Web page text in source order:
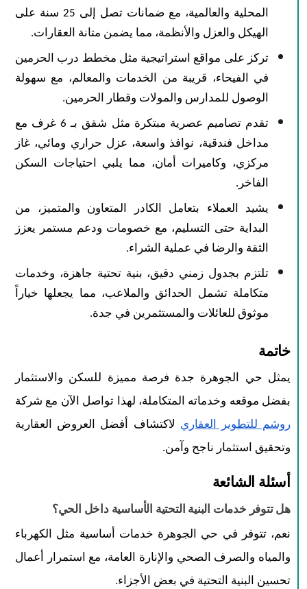
المحلية والعالمية، مع ضمانات تصل إلى 25 سنة على
الهيكل والعزل والأنظمة، مما يضمن متانة العقارات.
​تركز على مواقع استراتيجية مثل مخطط درب الحرمين
في الفيحاء، قريبة من الخدمات والمعالم، مع سهولة
الوصول للمدارس والمولات وقطار الحرمين.
​تقدم تصاميم عصرية مبتكرة مثل شقق بـ 6 غرف مع
مداخل فندقية، نوافذ واسعة، عزل حراري ومائي، غاز
مركزي، وكاميرات أمان، مما يلبي احتياجات السكن
الفاخر.
​يشيد العملاء بتعامل الكادر المتعاون والمتميز، من
البداية حتى التسليم، مع خصومات ودعم مستمر يعزز
الثقة والرضا في عملية الشراء.
​تلتزم بجدول زمني دقيق، بنية تحتية جاهزة، وخدمات
متكاملة تشمل الحدائق والملاعب، مما يجعلها خياراً
موثوق للعائلات والمستثمرين في جدة.
خاتمة
يمثل حي الجوهرة جدة فرصة مميزة للسكن والاستثمار
بفضل موقعه وخدماته المتكاملة، لهذا تواصل الآن مع شركة
روشم للتطوير العقاري لاكتشاف أفضل العروض العقارية
وتحقيق استثمار ناجح وآمن.
أسئلة الشائعة
هل تتوفر خدمات البنية التحتية الأساسية داخل الحي؟
نعم، تتوفر في حي الجوهرة خدمات أساسية مثل الكهرباء
والمياه والصرف الصحي والإنارة العامة، مع استمرار أعمال
تحسين البنية التحتية في بعض الأجزاء.